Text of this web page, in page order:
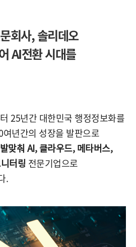
회사,솔리데오
AI전환 시대를
25년간 대한민국 행정정보화를
년간의 성장을 발판으로
맞춰 AI, 클라우드, 메타버스,
터링 전문기업으로
.